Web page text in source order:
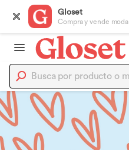
Gloset
Compra y vende moda